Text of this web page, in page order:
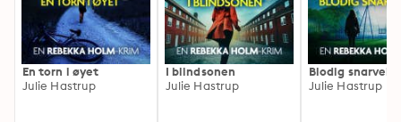
En torn i øyet
Julie Hastrup
I blindsonen
Julie Hastrup
Blodig snarvei
Julie Hastrup